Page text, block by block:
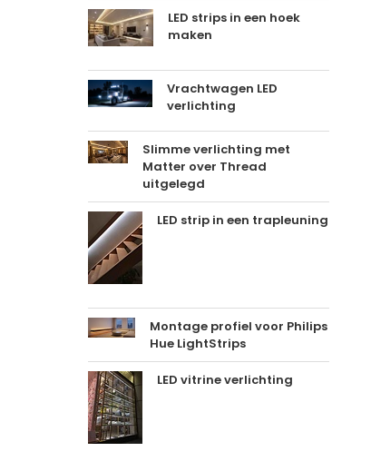
LED strips in een hoek
maken
Vrachtwagen LED
verlichting
Slimme verlichting met
Matter over Thread
uitgelegd
LED strip in een trapleuning
Montage profiel voor Philips
Hue LightStrips
LED vitrine verlichting